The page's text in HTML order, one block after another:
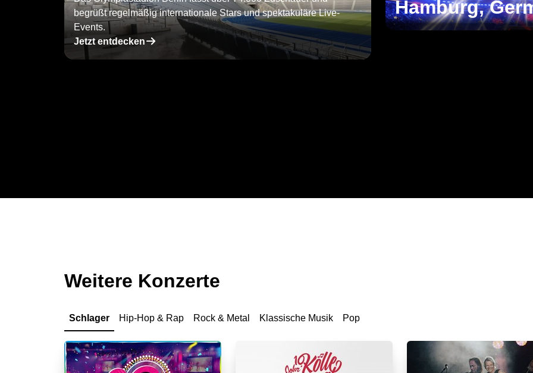
begrüßt regelmäßig internationale Stars und spektakuläre Live-
Events.
Jetzt entdecken􀄫
Hamburg,
Weitere Konzerte
Schlager Hip-Hop & Rap Rock & Metal Klassische Musik Pop